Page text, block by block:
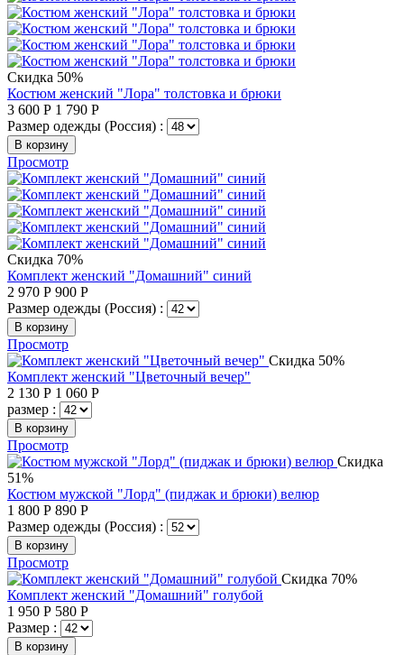
Скидка 50%
Костюм женский "Лора" толстовка и брюки
3 600 Р 1 790 Р
Размер одежды (Россия) :
В корзину
Просмотр
Скидка 70%
Комплект женский "Домашний" синий
2 970 Р 900 Р
Размер одежды (Россия) :
В корзину
Просмотр
Скидка 50%
Комплект женский "Цветочный вечер"
2 130 Р 1 060 Р
размер :
В корзину
Просмотр
Скидка
51%
Костюм мужской "Лорд" (пиджак и брюки) велюр
1 800 Р 890 Р
Размер одежды (Россия) :
В корзину
Просмотр
Скидка 70%
Комплект женский "Домашний" голубой
1 950 Р 580 Р
Размер :
В корзину